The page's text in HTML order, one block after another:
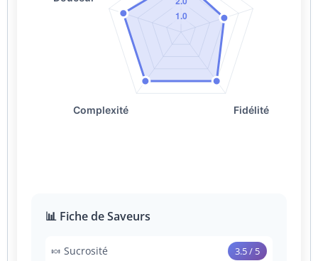
📊 Fiche de Saveurs
🍬 Sucrosité 3.5 / 5